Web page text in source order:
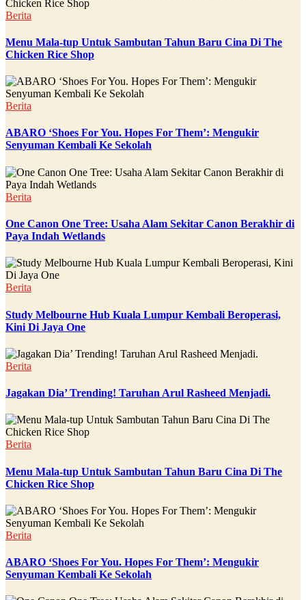
Berita
Menu Mala-tup Untuk Sambutan Tahun Baru Cina Di The
Chicken Rice Shop
Berita
ABARO ‘Shoes For You. Hopes For Them’: Mengukir
Senyuman Kembali Ke Sekolah
Berita
One Canon One Tree: Usaha Alam Sekitar Canon Berakhir di
Paya Indah Wetlands
Berita
Study Melbourne Hub Kuala Lumpur Kembali Beroperasi,
Kini Di Jaya One
Berita
Jagakan Dia’ Trending! Taruhan Arul Rasheed Menjadi.
Berita
Menu Mala-tup Untuk Sambutan Tahun Baru Cina Di The
Chicken Rice Shop
Berita
ABARO ‘Shoes For You. Hopes For Them’: Mengukir
Senyuman Kembali Ke Sekolah